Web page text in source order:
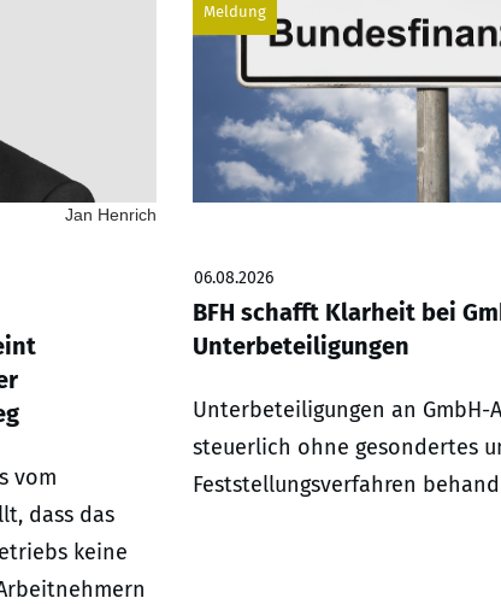
Jan Henrich
vom
dass das
keine
Meldung
06.08.2026
BFH schafft Klarheit bei
Unterbeteiligungen
Unterbeteiligungen an GmbH-
steuerlich ohne gesondertes
Feststellungsverfahren